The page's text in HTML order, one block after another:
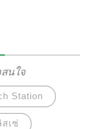
พาะ
อีกทั้งยังได้
ปักรักษาที่ดี
ทั้งหมดนี้
ป็นมรดกโลก
ค.ศ.1995
นใจ
Station
สเซ่